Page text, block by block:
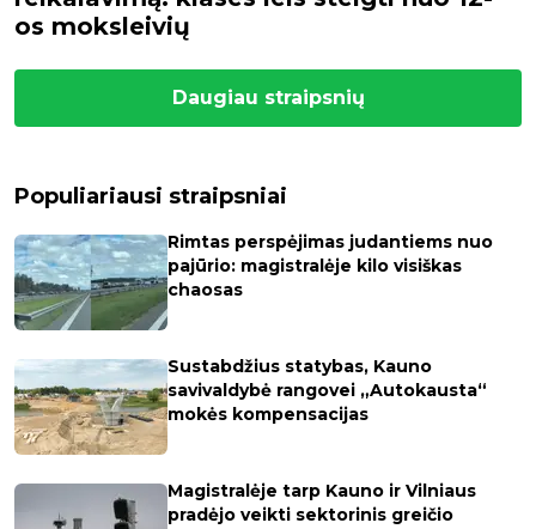
os moksleivių
Daugiau straipsnių
Populiariausi straipsniai
Rimtas perspėjimas judantiems nuo
pajūrio: magistralėje kilo visiškas
chaosas
Sustabdžius statybas, Kauno
savivaldybė rangovei „Autokausta“
mokės kompensacijas
Magistralėje tarp Kauno ir Vilniaus
pradėjo veikti sektorinis greičio